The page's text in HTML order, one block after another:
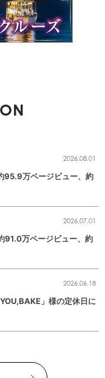
2026.08.01
95.9万ページビュー、約
2026.07.01
91.0万ページビュー、約
2026.06.18
」様の定休日に